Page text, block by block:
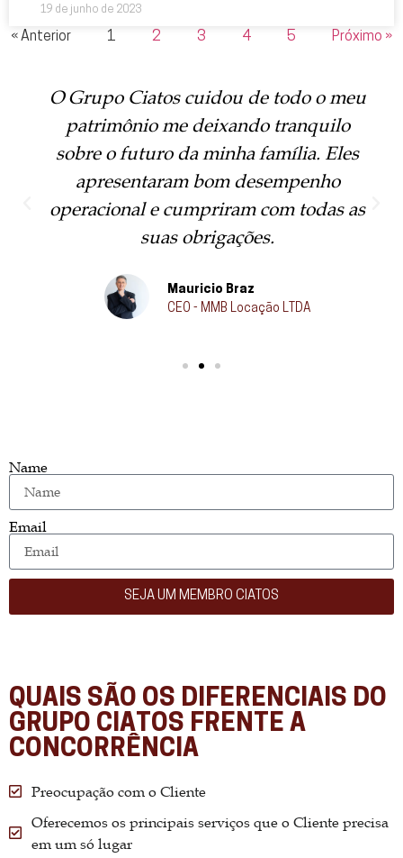
19 de junho de 2023
« Anterior 1 2 3 4 5 Próximo »
O Grupo Ciatos cuidou de todo o meu
patrimônio me deixando tranquilo
sobre o futuro da minha família. Eles
apresentaram bom desempenho
operacional e cumpriram com todas as
suas obrigações.
Mauricio Braz
CEO - MMB Locação LTDA
Name
Email
SEJA UM MEMBRO CIATOS
QUAIS SÃO OS DIFERENCIAIS DO
GRUPO CIATOS FRENTE A
CONCORRÊNCIA
Preocupação com o Cliente
Oferecemos os principais serviços que o Cliente precisa
em um só lugar